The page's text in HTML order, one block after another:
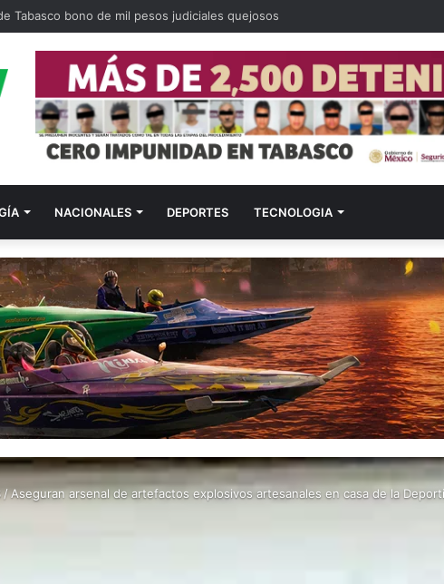
a quema de OXXO y violencia en Tabasco
NACIONALES DEPORTES TECNOLOGIA
/Aseguran arsenal de artefactos explosivos artesanales en casa de la